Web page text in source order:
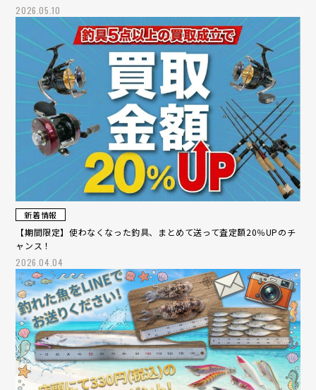
2026.05.10
新着情報
【期間限定】使わなくなった釣具、まとめて送って査定額20％UPのチ
ャンス！
2026.04.04